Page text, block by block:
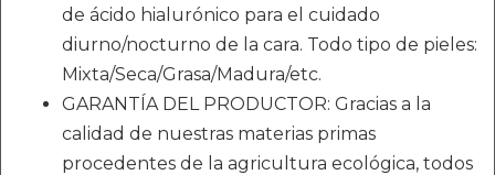
de ácido hialurónico para el cuidado
diurno/nocturno de la cara. Todo tipo de pieles:
Mixta/Seca/Grasa/Madura/etc.
GARANTÍA DEL PRODUCTOR: Gracias a la
calidad de nuestras materias primas
procedentes de la agricultura ecológica, todos